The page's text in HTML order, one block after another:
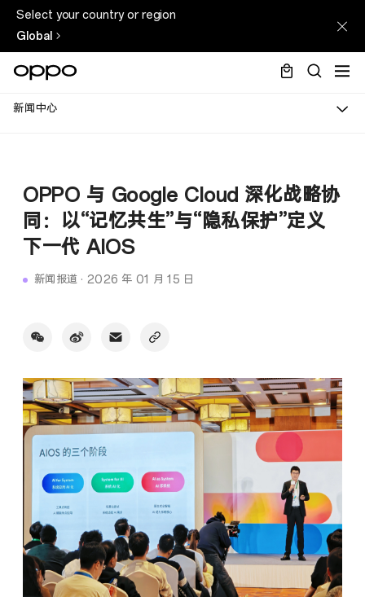
Select your country or region
Global
新闻中心
OPPO 与 Google Cloud 深化战略协
同：以“记忆共生”与“隐私保护”定义
下一代 AIOS
新闻报道 · 2026 年 01 月 15 日